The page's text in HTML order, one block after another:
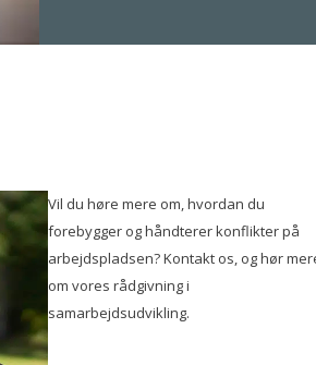
Vil du høre mere om, hvordan du
forebygger og håndterer konflikter på
arbejdspladsen? Kontakt os, og hør
om vores rådgivning i
samarbejdsudvikling.